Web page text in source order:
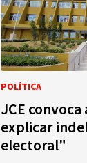
POLÍTICA
JCE
explicar
electoral"